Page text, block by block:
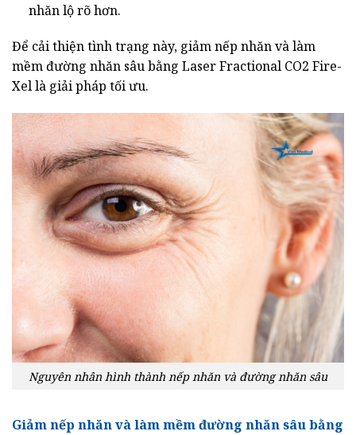
nhăn lộ rõ hơn.
Để cải thiện tình trạng này, giảm nếp nhăn và làm
mềm đường nhăn sâu bằng Laser Fractional CO2 Fire-
Xel là giải pháp tối ưu.
Nguyên nhân hình thành nếp nhăn và đường nhăn sâu
Giảm nếp nhăn và làm mềm đường nhăn sâu bằng